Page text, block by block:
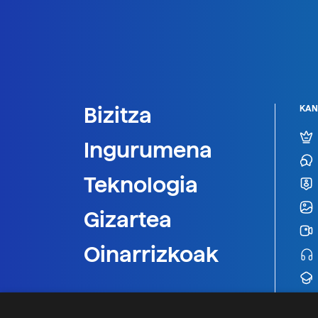
Bizitza
Ingurumena
Teknologia
Gizartea
Oinarrizkoak